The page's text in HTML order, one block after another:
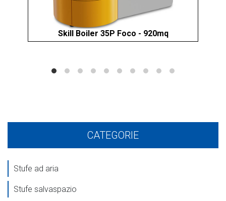
CATEGORIE
Stufe ad aria
Stufe salvaspazio
Skill Boiler 35P Foco - 920mq